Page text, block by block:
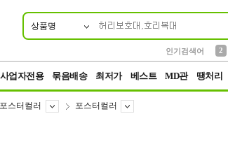
상품명
인기검색어
2
사업자전용 묶음배송 최저가 베스트 MD관 땡처리
스터컬러 포스터컬러